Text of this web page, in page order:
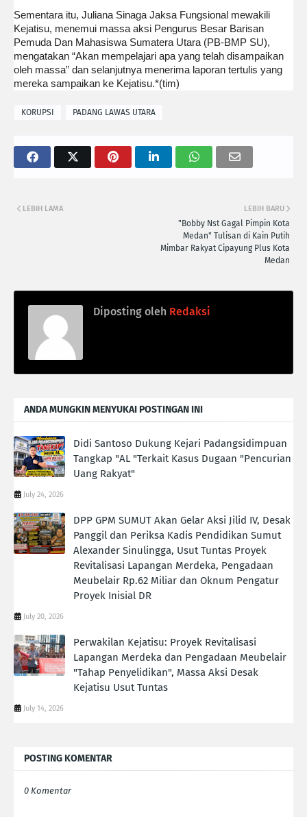
Sementara itu, Juliana Sinaga Jaksa Fungsional mewakili
Kejatisu, menemui massa aksi Pengurus Besar Barisan
Pemuda Dan Mahasiswa Sumatera Utara (PB-BMP SU),
mengatakan “Akan mempelajari apa yang telah disampaikan
oleh massa” dan selanjutnya menerima laporan tertulis yang
mereka sampaikan ke Kejatisu.*(tim)
KORUPSI PADANG LAWAS UTARA
LEBIH BARU
"Bobby Nst Gagal Pimpin Kota
Medan" Tulisan di Kain Putih
Mimbar Rakyat Cipayung Plus Kota
Medan
LEBIH LAMA
Diposting oleh Redaksi
ANDA MUNGKIN MENYUKAI POSTINGAN INI
Didi Santoso Dukung Kejari Padangsidimpuan
Tangkap "AL "Terkait Kasus Dugaan "Pencurian
Uang Rakyat"
July 24, 2026
DPP GPM SUMUT Akan Gelar Aksi Jilid IV, Desak
Panggil dan Periksa Kadis Pendidikan Sumut
Alexander Sinulingga, Usut Tuntas Proyek
Revitalisasi Lapangan Merdeka, Pengadaan
Meubelair Rp.62 Miliar dan Oknum Pengatur
Proyek Inisial DR
July 20, 2026
Perwakilan Kejatisu: Proyek Revitalisasi
Lapangan Merdeka dan Pengadaan Meubelair
"Tahap Penyelidikan", Massa Aksi Desak
Kejatisu Usut Tuntas
July 14, 2026
POSTING KOMENTAR
0 Komentar